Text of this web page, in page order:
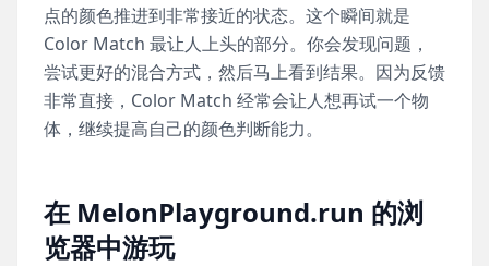
点的颜色推进到非常接近的状态。这个瞬间就是
Color Match 最让人上头的部分。你会发现问题，
尝试更好的混合方式，然后马上看到结果。因为反馈
非常直接，Color Match 经常会让人想再试一个物
体，继续提高自己的颜色判断能力。
在 MelonPlayground.run 的浏
览器中游玩